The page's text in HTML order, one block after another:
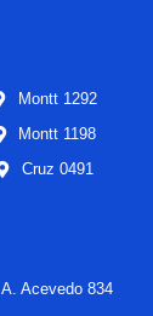
Montt 1292
Montt 1198
Cruz 0491
A. Acevedo 834